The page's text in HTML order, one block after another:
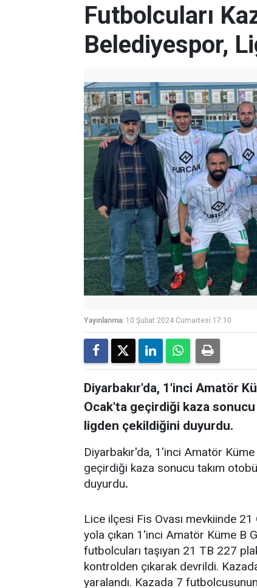
Futbolcuları
Belediyespor,
Yayınlanma: 10 Şubat 2024 Cumartesi 17:10
Diyarbakır'da, 1'inci Amatör
Ocak'ta geçirdiği kaza
ligden çekildiğini duyurdu.
Diyarbakır'da, 1'inci Amatör
geçirdiği kaza sonucu takım
duyurdu.
Lice ilçesi Fis Ovası mevkiinde
yola çıkan 1'inci Amatör Küme B
futbolcuları taşıyan 21 TB 227
kontrolden çıkarak devrildi.
yaralandı. Kazada 7